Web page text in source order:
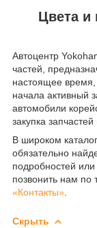
Цвета и
Автоцентр
частей,
настоящее время,
начала активный
автомобили
закупка
В широком
обязательно
подробностей
позвонить нам по
«Контакты»
Скрыть